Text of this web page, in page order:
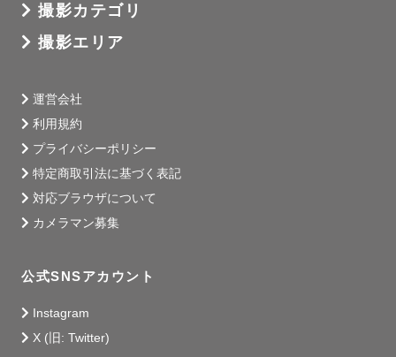
撮影カテゴリ
撮影エリア
運営会社
利用規約
プライバシーポリシー
特定商取引法に基づく表記
対応ブラウザについて
カメラマン募集
公式SNSアカウント
Instagram
X (旧: Twitter)